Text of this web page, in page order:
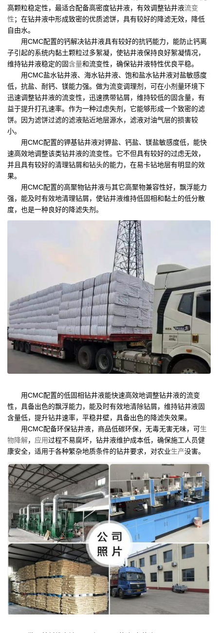
高颗粒稳定性，最适合配备高密度钻井液，有效调整钻井液流变
性；在钻井液中形成致密的优质滤饼，具有较好的降滤无效，降低
自由水。
用CMC配置的钙解决钻井液具有较好的抗钙能力，能防止钙离
子引起的系统内黏土颗粒过多絮凝，使钻井液保持良好絮凝情况，
维持钻井液稳定的固含量和流变性，确保钻井液特性优良平稳。
用CMC盐水钻井液、海水钻井液、饱和盐水钻井液对盐敏感度
低，抗盐、耐钙、镁能力强。做为流变调理剂，可在小剂量环境下
迅速调整钻井液的流变性，迅速携带钻屑，维持较低的固含量，有
益于提升打孔速率。作为一种过虑失剂，它能够形成一个致密的滤
饼。因为滤饼过滤的滤液贴近地层源水，滤液对油气层的损害较
小。
用CMC配置的钾基钻井液对钾盐、钙盐、镁盐敏感度低，能快
速高效地调整该类钻井液的流变性。它不但具有较好的过虑无效，
并且具有较好的清理钻屑和钻头的能力，在易卡钻地层有明显的效
果。
用CMC配置的高聚物钻井液与其它高聚物兼容性好，飘浮能力
强，能及时有效地清理钻屑，使钻井液维持低固相和黏土的低分散
度，也是一种良好的降滤失剂。
用CMC配置的低固相钻井液能快速高效地调整钻井液的流变
性，具备出色的飘浮能力，能及时有效地清除钻屑，维持钻井液固
含量低，提升钻井速率，平稳井壁，具备出色的降滤失效果。
用CMC配备环保钻井液，商品低碳环保，无毒无害无味，可生
物降解， 应用过程不易腐坏，钻井液维护成本低，确保施工人员健
康安全，适用于各种繁杂地质条件的钻井要求，对农业生产没害。